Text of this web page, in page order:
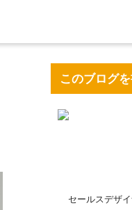
このブログ
セールスデザ